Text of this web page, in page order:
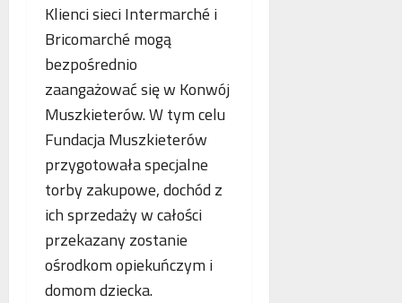
Klienci sieci Intermarché i
Bricomarché mogą
bezpośrednio
zaangażować się w Konwój
Muszkieterów. W tym celu
Fundacja Muszkieterów
przygotowała specjalne
torby zakupowe, dochód z
ich sprzedaży w całości
przekazany zostanie
ośrodkom opiekuńczym i
domom dziecka.